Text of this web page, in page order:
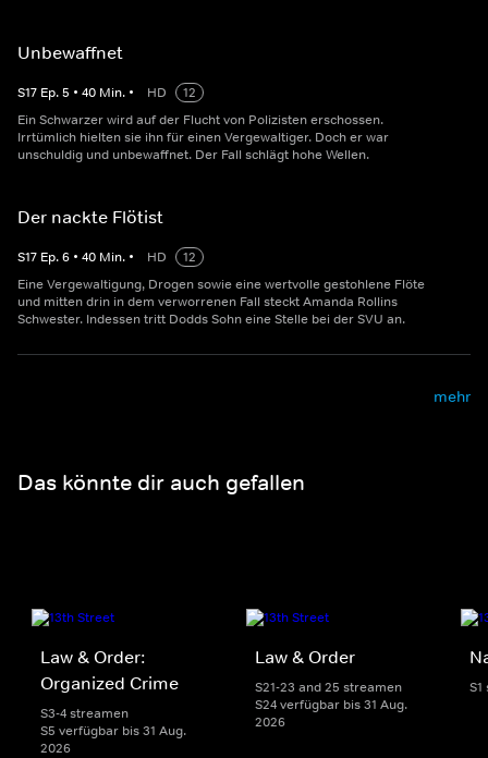
Unbewaffnet
S17 Ep.5 • 40 Min. • HD
12
Ein Schwarzer wird auf der Flucht von Polizisten erschossen.
Irrtümlich hielten sie ihn für einen Vergewaltiger. Doch er war
unschuldig und unbewaffnet. Der Fall schlägt hohe Wellen.
Der nackte Flötist
S17 Ep.6 • 40 Min. • HD
12
Eine Vergewaltigung, Drogen sowie eine wertvolle gestohlene Flöte
und mitten drin in dem verworrenen Fall steckt Amanda Rollins
Schwester. Indessen tritt Dodds Sohn eine Stelle bei der SVU an.
mehr
Das könnte dir auch gefallen
Law & Order:
Organized Crime
S3-4 streamen
S5 verfügbar bis 31 Aug.
2026
Law & Order
S21-23 and 25 streamen
S24 verfügbar bis 31 Aug.
2026